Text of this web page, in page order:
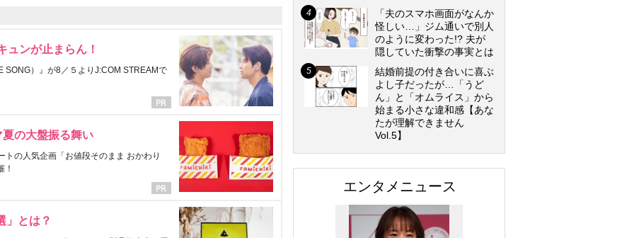
ュンが止まらん！
SONG）』が8／５よりJ:COM STREAMで
の大盤振る舞い
の人気企画「お値段そのまま おかわり
！
」とは？
「夫のスマホ画面がなんか
怪しい…」ジム通いで別人
のように変わった!? 夫が
隠していた衝撃の事実とは
結婚前提の付き合いに喜ぶ
よし子だったが…「うど
ん」と「オムライス」から
始まる小さな違和感【あな
たが理解できません
Vol.5】
エンタメニュース